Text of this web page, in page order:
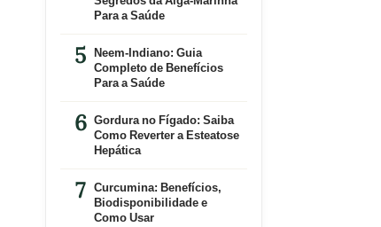
Para a Saúde
Neem-Indiano: Guia
Completo de Benefícios
Para a Saúde
Gordura no Fígado: Saiba
Como Reverter a Esteatose
Hepática
Curcumina: Benefícios,
Biodisponibilidade e
Como Usar